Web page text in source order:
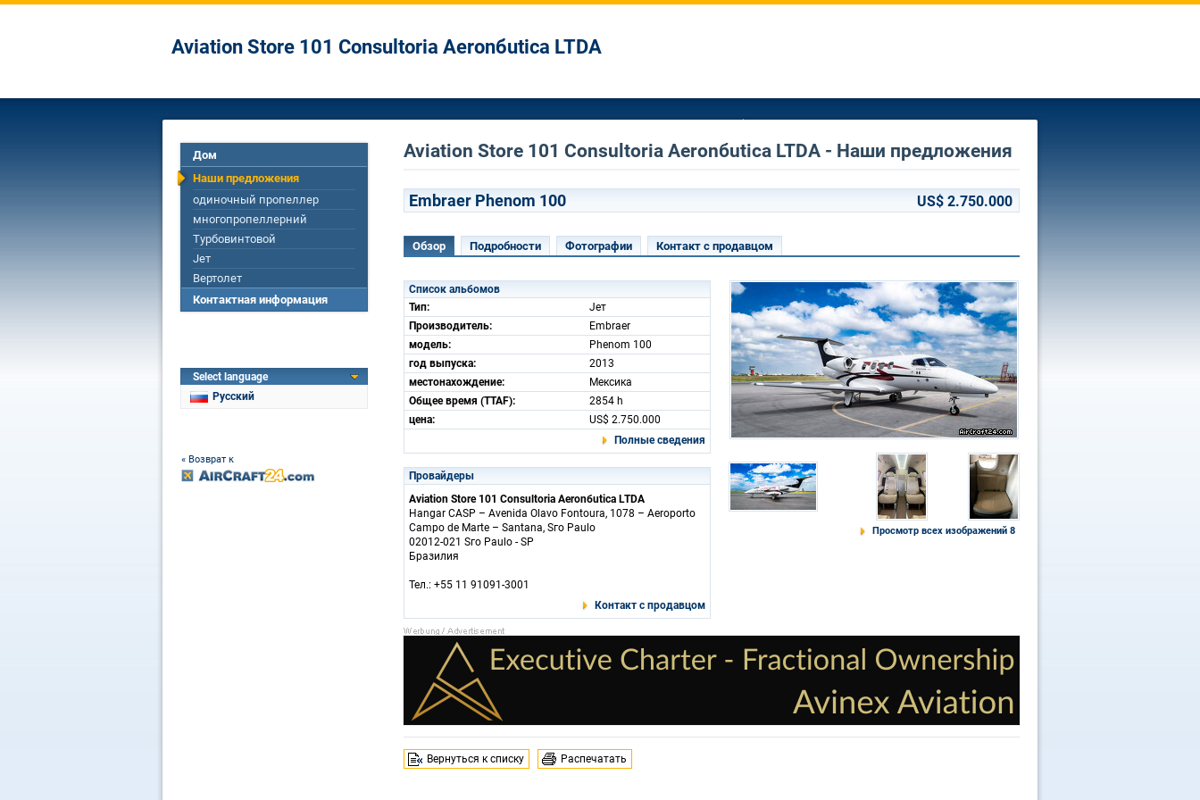
Aviation Store 101 Consultoria Aeronбutica LTDA
Дом
Наши предложения
одиночный пропеллер
многопропеллерний
Турбовинтовой
Jет
Вертолет
Контактная информация
Select language
Русский
« Возврат к
Aviation Store 101 Consultoria Aeronбutica LTDA - Наши предложения
Embraer Phenom 100 US$ 2.750.000
Обзор Подробности Фотографии Контакт с продавцом
Список альбомов
Тип:
Jет
Производитель:
Embraer
модель:
Phenom 100
год выпуска:
2013
местонахождение:
Мексика
Общее время (TTAF):
2854 h
цена:
US$ 2.750.000
Полные сведения
Провайдеры
Aviation Store 101 Consultoria Aeronбutica LTDA
Hangar CASP – Avenida Olavo Fontoura, 1078 – Aeroporto
Campo de Marte – Santana, Sгo Paulo
02012-021 Sгo Paulo - SP
Бразилия
Тел.: +55 11 91091-3001
Контакт с продавцом
Просмотр всех изображений 8
Вернуться к списку Распечатать